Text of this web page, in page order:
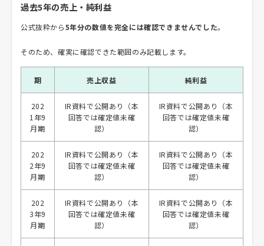
過去5年の売上・純利益
公式抜粋から5年分の数値を完全には確認できませんでした。
そのため、確実に確認できた範囲のみ記載します。
期 売上収益 純利益
202
1年9
月期
IR資料で公開あり（本
回答では確定値未確
認）
IR資料で公開あり（本
回答では確定値未確
認）
202
2年9
月期
IR資料で公開あり（本
回答では確定値未確
認）
IR資料で公開あり（本
回答では確定値未確
認）
202
3年9
月期
IR資料で公開あり（本
回答では確定値未確
認）
IR資料で公開あり（本
回答では確定値未確
認）